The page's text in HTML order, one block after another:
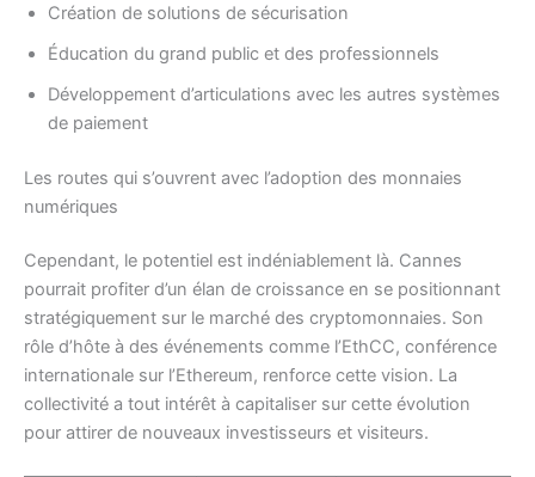
Création de solutions de sécurisation
Éducation du grand public et des professionnels
Développement d’articulations avec les autres systèmes
de paiement
Les routes qui s’ouvrent avec l’adoption des monnaies
numériques
Cependant, le potentiel est indéniablement là. Cannes
pourrait profiter d’un élan de croissance en se positionnant
stratégiquement sur le marché des cryptomonnaies. Son
rôle d’hôte à des événements comme l’EthCC, conférence
internationale sur l’Ethereum, renforce cette vision. La
collectivité a tout intérêt à capitaliser sur cette évolution
pour attirer de nouveaux investisseurs et visiteurs.